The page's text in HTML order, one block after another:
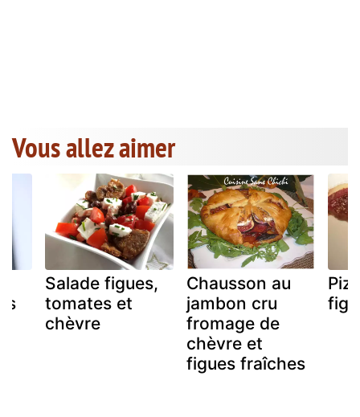
Vous allez aimer
Salade figues,
tomates et
chèvre
Chausson au
jambon cru
fromage de
chèvre et
figues fraîches